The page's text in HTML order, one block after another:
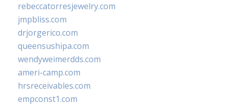
rebeccatorresjewelry.com
jmpbliss.com
drjorgerico.com
queensushipa.com
wendyweimerdds.com
ameri-camp.com
hrsreceivables.com
empconst1.com